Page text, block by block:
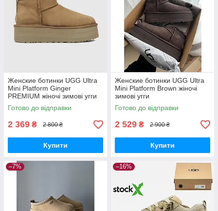
Женские ботинки UGG Ultra
Mini Platform Ginger
PREMIUM жіночі зимові угги
Готово до відправки
2 369 ₴ 2 800 ₴
Купити
Женские ботинки UGG Ultra
Mini Platform Brown жіночі
зимові угги
Готово до відправки
2 529 ₴ 2 900 ₴
Купити
–7% –16%